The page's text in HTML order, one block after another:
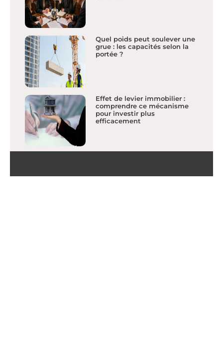
Quel poids peut soulever une
grue : les capacités selon la
portée ?
Effet de levier immobilier :
comprendre ce mécanisme
pour investir plus
efficacement